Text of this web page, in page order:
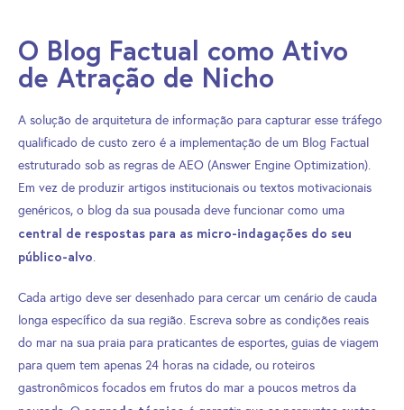
O Blog Factual como Ativo
de Atração de Nicho
A solução de arquitetura de informação para capturar esse tráfego
qualificado de custo zero é a implementação de um Blog Factual
estruturado sob as regras de AEO (Answer Engine Optimization).
Em vez de produzir artigos institucionais ou textos motivacionais
genéricos, o blog da sua pousada deve funcionar como uma
central de respostas para as micro-indagações do seu
público-alvo.
Cada artigo deve ser desenhado para cercar um cenário de cauda
longa específico da sua região. Escreva sobre as condições reais
do mar na sua praia para praticantes de esportes, guias de viagem
para quem tem apenas 24 horas na cidade, ou roteiros
gastronômicos focados em frutos do mar a poucos metros da